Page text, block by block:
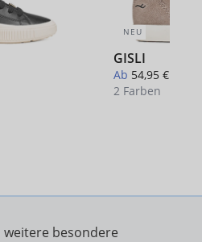
NEU
GISLI
Ab 54,95 €
2 Farben
weitere besondere